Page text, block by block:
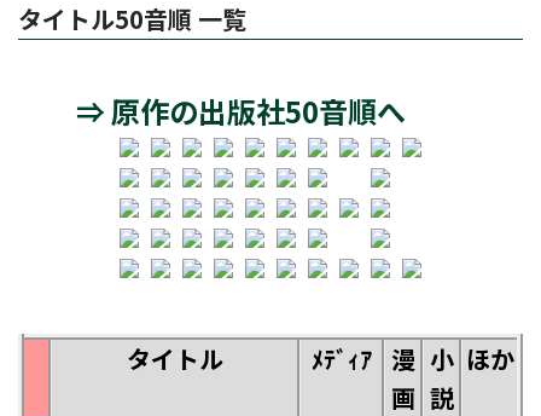
タイトル50音順 一覧
⇒ 原作の出版社50音順へ
タイトル ﾒﾃﾞｨｱ
漫
画
小
説
ほか